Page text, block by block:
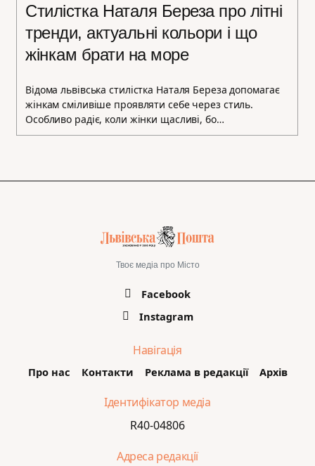
Стилістка Наталя Береза про літні
тренди, актуальні кольори і що
жінкам брати на море
Відома львівська стилістка Наталя Береза допомагає
жінкам сміливіше проявляти себе через стиль.
Особливо радіє, коли жінки щасливі, бо…
Твоє медіа про Місто
Facebook
Instagram
Навігація
Про нас Контакти Реклама в редакції Архів
Ідентифікатор медіа
R40-04806
Адреса редакції